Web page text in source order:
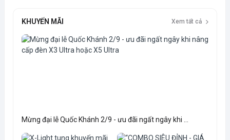
KHUYẾN MÃI Xem tất cả
Mừng đại lễ Quốc Khánh 2/9 - ưu đãi ngất ngây khi ...